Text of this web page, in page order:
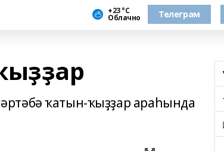
+23 °С
Облачно Телеграм
ҡатын-ҡыҙҙар араһында